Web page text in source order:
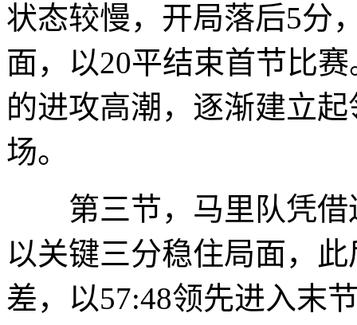
状态较慢，开局落后5分
面，以20平结束首节比
的进攻高潮，逐渐建立
场。
第三节，马里队凭借
以关键三分稳住局面，
差，以57:48领先进入末